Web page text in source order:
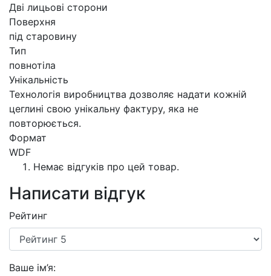
Дві лицьові сторони
Поверхня
під старовину
Тип
повнотіла
Унікальність
Технологія виробництва дозволяє надати кожній
цеглині свою унікальну фактуру, яка не
повторюється.
Формат
WDF
Немає відгуків про цей товар.
Написати відгук
Рейтинг
Ваше ім’я: